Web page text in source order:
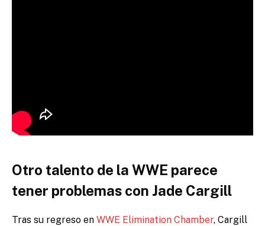
Otro talento de la WWE parece
tener problemas con Jade Cargill
Tras su regreso en WWE Elimination Chamber, Cargill